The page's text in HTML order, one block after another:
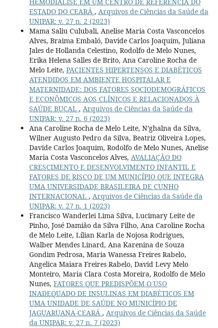
ESTADO DO CEARÁ , Arquivos de Ciências da Saúde da
UNIPAR: v. 27 n. 2 (2023)
Mama Saliu Culubali, Anelise Maria Costa Vasconcelos
Alves, Braima Embaló, Davide Carlos Joaquim, Juliana
Jales de Hollanda Celestino, Rodolfo de Melo Nunes,
Erika Helena Salles de Brito, Ana Caroline Rocha de
Melo Leite, PACIENTES HIPERTENSOS E DIABÉTICOS
ATENDIDOS EM AMBIENTE HOSPITALAR E
MATERNIDADE: DOS FATORES SOCIODEMOGRÁFICOS
E ECONÔMICOS AOS CLÍNICOS E RELACIONADOS À
SAÚDE BUCAL , Arquivos de Ciências da Saúde da
UNIPAR: v. 27 n. 6 (2023)
Ana Caroline Rocha de Melo Leite, N’ghalna da Silva,
Wilner Augusto Pedro da Silva, Beatriz Oliveira Lopes,
Davide Carlos Joaquim, Rodolfo de Melo Nunes, Anelise
Maria Costa Vasconcelos Alves, AVALIAÇÃO DO
CRESCIMENTO E DESENVOLVIMENTO INFANTIL E
FATORES DE RISCO DE UM MUNICÍPIO QUE INTEGRA
UMA UNIVERSIDADE BRASILEIRA DE CUNHO
INTERNACIONAL , Arquivos de Ciências da Saúde da
UNIPAR: v. 27 n. 1 (2023)
Francisco Wanderlei Lima Silva, Lucimary Leite de
Pinho, José Damião da Silva Filho, Ana Caroline Rocha
de Melo Leite, Lílian Karla de Nojosa Rodrigues,
Walber Mendes Linard, Ana Karenina de Souza
Gondim Pedrosa, Maria Wanessa Freires Rabelo,
Angelica Maiara Freires Rabelo, David Levy Melo
Monteiro, Maria Clara Costa Moreira, Rodolfo de Melo
Nunes, FATORES QUE PREDISPÕEM O USO
INADEQUADO DE INSULINAS EM DIABÉTICOS EM
UMA UNIDADE DE SAÚDE NO MUNICÍPIO DE
JAGUARUANA-CEARÁ , Arquivos de Ciências da Saúde
da UNIPAR: v. 27 n. 7 (2023)